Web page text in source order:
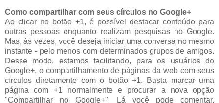
Como compartilhar com seus círculos no Google+
Ao clicar no botão +1, é possível destacar conteúdo para
outras pessoas enquanto realizam pesquisas no Google.
Mas, às vezes, você deseja iniciar uma conversa no mesmo
instante - pelo menos com determinados grupos de amigos.
Desse modo, estamos facilitando, para os usuários do
Google+, o compartilhamento de páginas da web com seus
círculos diretamente com o botão +1. Basta marcar uma
página com +1 normalmente e procurar a nova opção
"Compartilhar no Google+". Lá você pode comentar,